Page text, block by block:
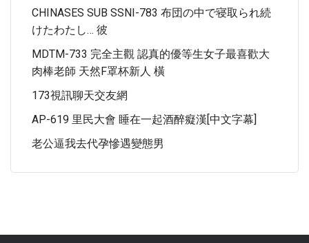
CHINASES SUB SSNI-783 布団の中で寝取られ続
けたわたし… 彼
MDTM-733 完全主觀 認真的優等生女子最喜歡大
肉棒老師 天然F罩杯新人 橫
173視訊聊天交友網
AP-619 里民大會 睡在一起酒醉癡漢[中文字幕]
老公逼我去代孕慘遇變態男